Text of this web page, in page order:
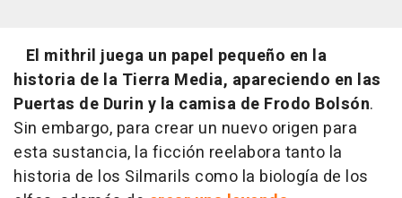
El mithril juega un papel pequeño en la
historia de la Tierra Media, apareciendo en las
Puertas de Durin y la camisa de Frodo Bolsón.
Sin embargo, para crear un nuevo origen para
esta sustancia, la ficción reelabora tanto la
historia de los Silmarils como la biología de los